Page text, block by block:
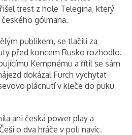
trest z hole Telegina, který
gólmana.
publikem, se tlačili za
před koncem Rusko rozhodlo.
Kempnému a řítil se sám
dokázal Furch vychytat
plácnutí v kleče do puku
ani česká power play a
o dva hráče v poli navíc.